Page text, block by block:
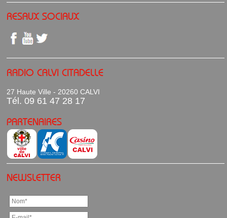
RESAUX SOCIAUX
RADIO CALVI CITADELLE
27 Haute Ville - 20260 CALVI
Tél. 09 61 47 28 17
PARTENAIRES
NEWSLETTER